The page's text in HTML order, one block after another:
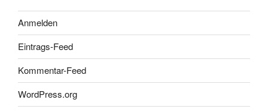
Anmelden
Eintrags-Feed
Kommentar-Feed
WordPress.org